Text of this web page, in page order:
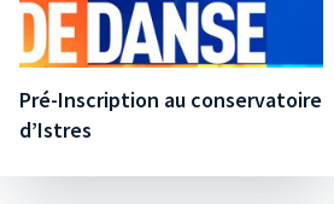
Pré-Inscription au conservatoire
d’Istres